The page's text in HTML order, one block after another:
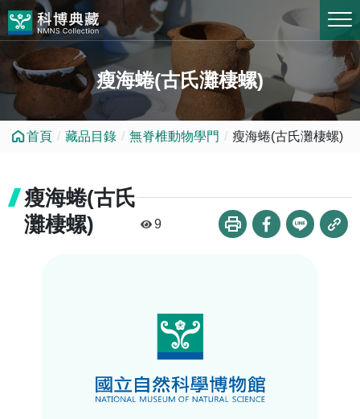
跳到中央內容區塊
瘦海蜷(古氏灘棲螺)
首頁 藏品目錄 無脊椎動物學門 瘦海蜷(古氏灘棲螺)
瘦海蜷(古氏
灘棲螺)
9